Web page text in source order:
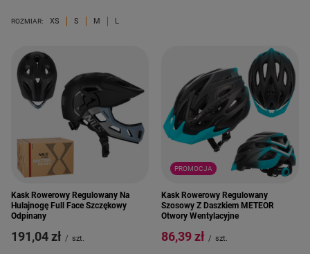
ROZMIAR: XS S M L
Kask Rowerowy Regulowany Na
Hulajnogę Full Face Szczękowy
Odpinany
191,04 zł / szt.
PROMOCJA
Kask Rowerowy Regulowany
Szosowy Z Daszkiem METEOR
Otwory Wentylacyjne
86,39 zł / szt.